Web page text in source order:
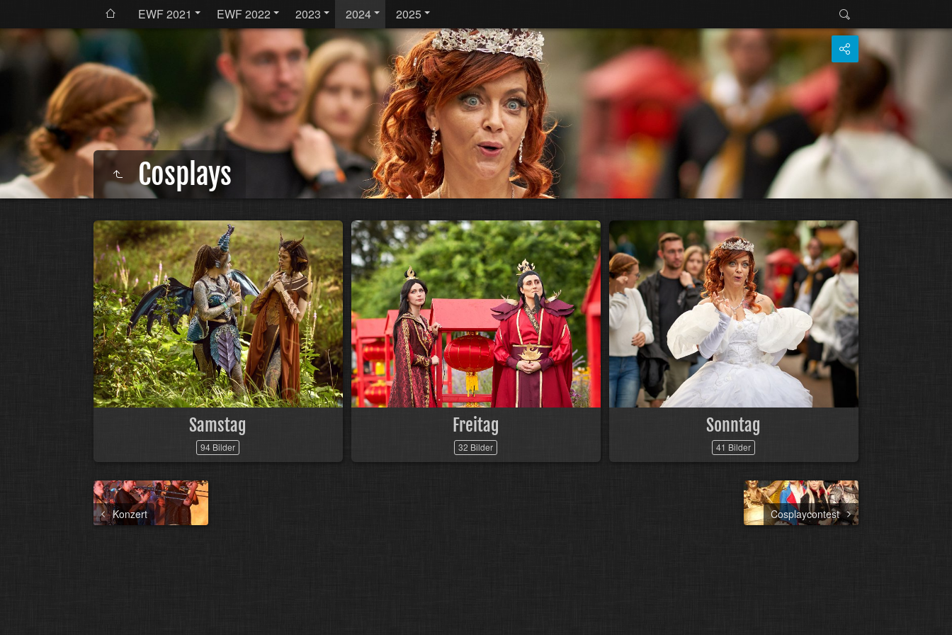
EWF 2021 EWF 2022 2023 2024 2025
Cosplays
Samstag
94 Bilder
Freitag
32 Bilder
Sonntag
41 Bilder
Konzert Cosplaycontest